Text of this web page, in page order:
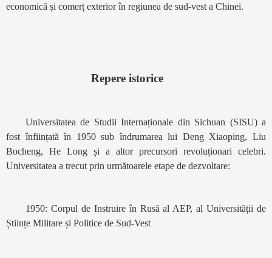
economică și comerț exterior în regiunea de sud-vest a Chinei.
Repere istorice
Universitatea de Studii Internaționale din Sichuan (SISU) a
fost înființată în 1950 sub îndrumarea lui Deng Xiaoping, Liu
Bocheng, He Long și a altor precursori revoluționari celebri.
Universitatea a trecut prin următoarele etape de dezvoltare:
1950: Corpul de Instruire în Rusă al AEP, al Universității de
Științe Militare și Politice de Sud-Vest